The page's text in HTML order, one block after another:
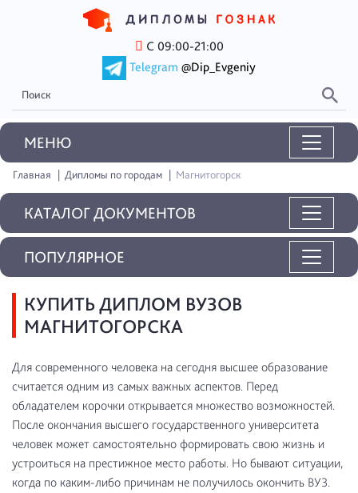
С 09:00-21:00
Telegram @Dip_Evgeniy
MEНЮ
Главная Дипломы по городам Магнитогорск
КАТАЛОГ ДОКУМЕНТОВ
КУПИТЬ ДИПЛОМ ВУЗОВ
МАГНИТОГОРСКА
Для современного человека на сегодня высшее образование
считается одним из самых важных аспектов. Перед
обладателем корочки открывается множество возможностей.
После окончания высшего государственного университета
человек может самостоятельно формировать свою жизнь и
устроиться на престижное место работы. Но бывают ситуации,
когда по каким-либо причинам не получилось окончить ВУЗ.
ПОПУЛЯРНОЕ